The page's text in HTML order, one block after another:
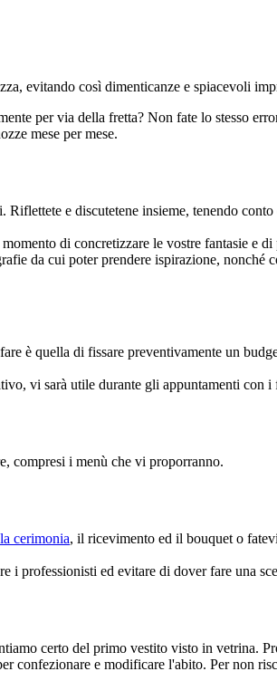
evitando così dimenticanze e spiacevoli
per via della fretta? Non fate lo stesso
mese per mese.
e discutetene insieme, tenendo
di concretizzare le vostre fantasie e
da cui poter prendere ispirazione, nonché
è quella di fissare preventivamente un
vi sarà utile durante gli appuntamenti con
compresi i menù che vi proporranno.
cerimonia, il ricevimento ed il bouquet o
i professionisti ed evitare di dover fare una
certo del primo vestito visto in vetrina.
e modificare l'abito. Per non